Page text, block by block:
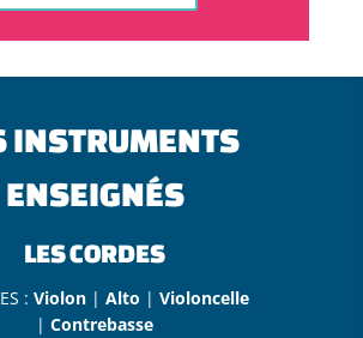
INSTRUMENTS
ENSEIGNÉS
LES CORDES
:Violon |Alto |Violoncelle
| Contrebasse